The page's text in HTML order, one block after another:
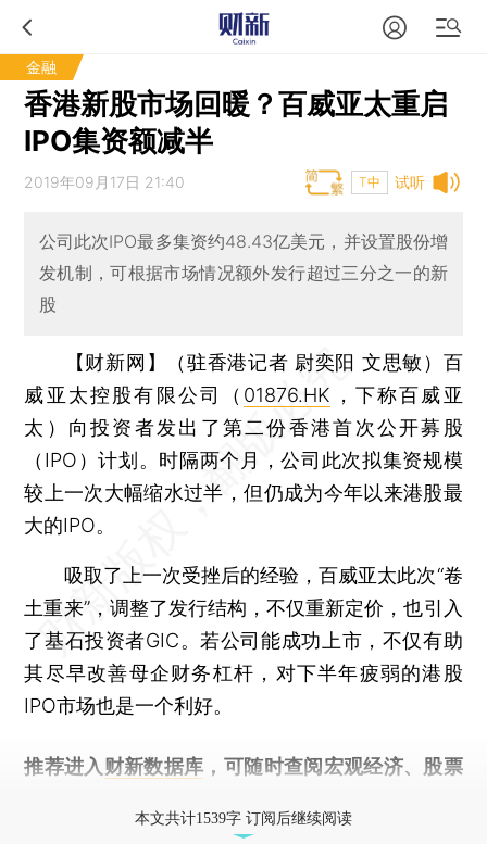
金融
香港新股市场回暖？百威亚太重启
IPO集资额减半
试听
2019年09月17日 21:40 T中
公司此次IPO最多集资约48.43亿美元，并设置股份增
发机制，可根据市场情况额外发行超过三分之一的新
股
【财新网】（驻香港记者 尉奕阳 文思敏） 百
威亚太控股有限公司（ 01876.HK ，下称百威亚
太）向投资者发出了第二份香港首次公开募股
（IPO）计划。时隔两个月，公司此次拟集资规模
较上一次大幅缩水过半，但仍成为今年以来港股最
大的IPO。
吸取了上一次受挫后的经验，百威亚太此次“卷
土重来”，调整了发行结构，不仅重新定价，也引入
了基石投资者GIC。若公司能成功上市，不仅有助
其尽早改善母企财务杠杆，对下半年疲弱的港股
IPO市场也是一个利好。
推荐进入 财新数据库 ，可随时查阅宏观经济、股票
本文共计1539字 订阅后继续阅读